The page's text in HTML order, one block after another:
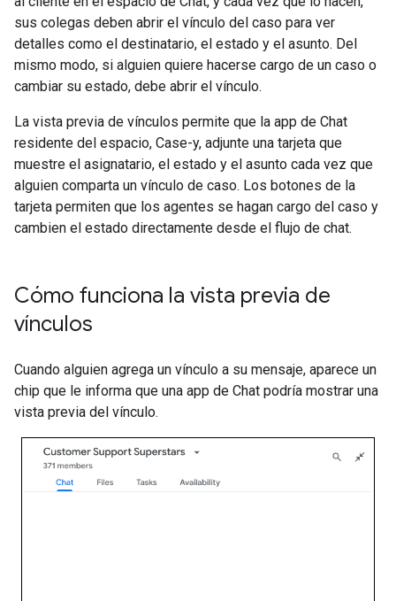
sus colegas deben abrir el vínculo del caso para ver
detalles como el destinatario, el estado y el asunto. Del
mismo modo, si alguien quiere hacerse cargo de un caso o
cambiar su estado, debe abrir el vínculo.
La vista previa de vínculos permite que la app de Chat
residente del espacio, Case-y, adjunte una tarjeta que
muestre el asignatario, el estado y el asunto cada vez que
alguien comparta un vínculo de caso. Los botones de la
tarjeta permiten que los agentes se hagan cargo del caso y
cambien el estado directamente desde el flujo de chat.
Cómo funciona la vista previa de
vínculos
Cuando alguien agrega un vínculo a su mensaje, aparece un
chip que le informa que una app de Chat podría mostrar una
vista previa del vínculo.